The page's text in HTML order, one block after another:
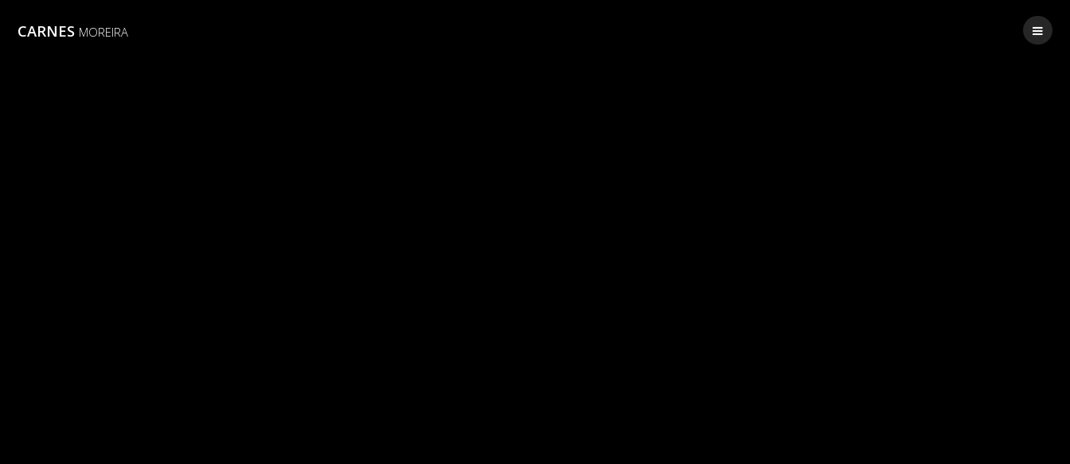
CARNES MOREIRA